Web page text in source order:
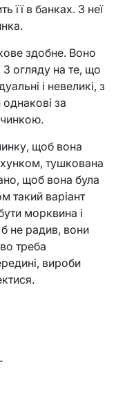
її в банках. З неї
здобне. Воно
огляду на те, що
і невеликі, з
за
щоб вона
тушкована
щоб вона була
такий варіант
морквина і
не радив, вони
треба
вироби